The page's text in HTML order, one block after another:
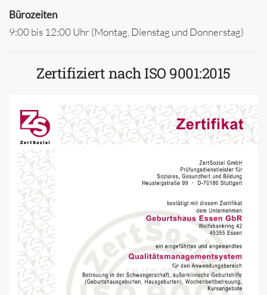
Bürozeiten
9:00 bis 12:00 Uhr (Montag, Dienstag und Donnerstag)
Zertifiziert nach ISO 9001:2015